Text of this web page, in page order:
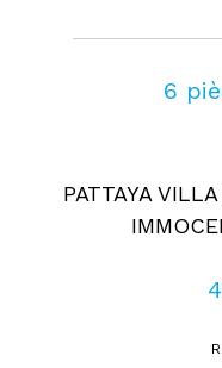
6
PATTAYA